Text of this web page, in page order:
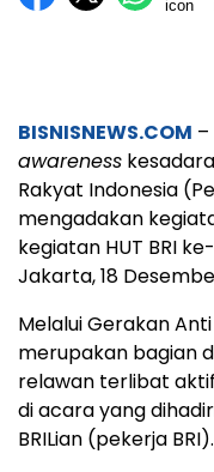
BISNISNEWS.COM
awareness
Rakyat Indonesia
mengadakan
kegiatan HUT BRI
Jakarta, 18
Melalui Gerakan
merupakan bagian
relawan terlibat
di acara yang
BRILian (pekerja BRI).